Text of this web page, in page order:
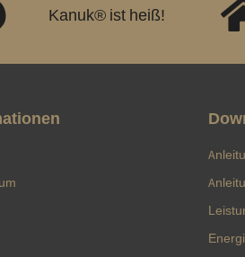
Kanuk® ist heiß!